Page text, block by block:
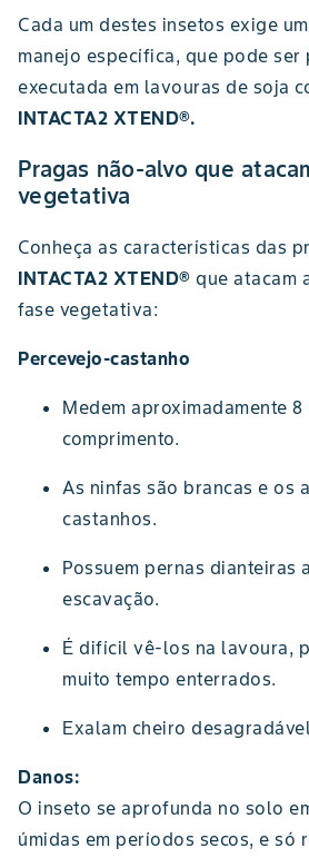
Cada um destes insetos exige
manejo específica, que pode ser
executada em lavouras de soja
INTACTA2 XTEND®.
Pragas não-alvo que
vegetativa
Conheça as características das
INTACTA2 XTEND® que atacam
fase vegetativa:
Percevejo-castanho
Medem aproximadamente 8
comprimento.
As ninfas são brancas e os
castanhos.
Possuem pernas dianteiras
escavação.
É difícil vê-los na lavoura,
muito tempo enterrados.
Exalam cheiro
Danos:
O inseto se aprofunda no solo
úmidas em períodos secos, e só